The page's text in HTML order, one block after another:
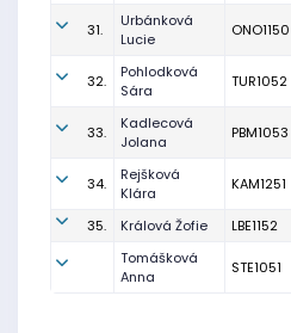
31.
Urbánková
Lucie
ONO1150
32.
Pohlodková
Sára
TUR1052
33.
Kadlecová
Jolana
PBM1053
34.
Rejšková
Klára
KAM1251
35. Králová Žofie LBE1152
Tomášková
Anna
STE1051